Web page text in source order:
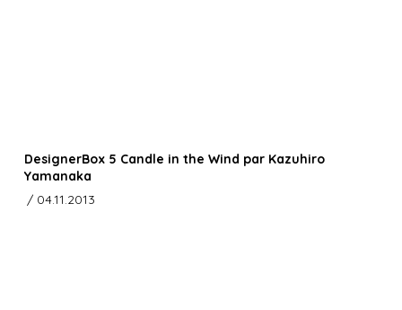
DesignerBox 5 Candle in the Wind par Kazuhiro
Yamanaka
/ 04.11.2013